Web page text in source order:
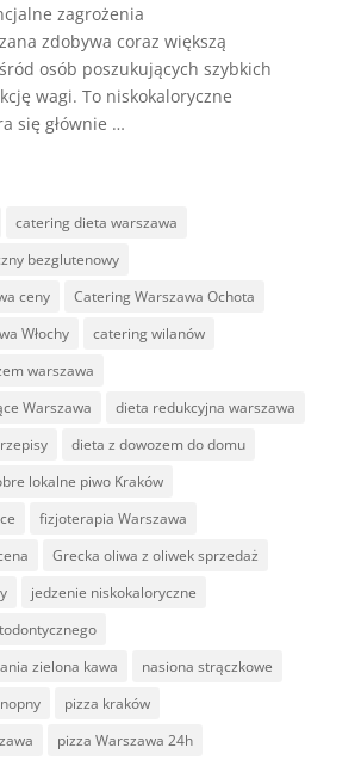
zagrożenia
zdobywa coraz większą
osób poszukujących szybkich
wagi. To niskokaloryczne
się głównie …
catering dieta warszawa
bezglutenowy
ceny
Catering Warszawa Ochota
Włochy
catering wilanów
warszawa
Warszawa
dieta redukcyjna warszawa
dieta z dowozem do domu
lokalne piwo Kraków
fizjoterapia Warszawa
Grecka oliwa z oliwek sprzedaż
jedzenie niskokaloryczne
zielona kawa
nasiona strączkowe
pizza kraków
pizza Warszawa 24h